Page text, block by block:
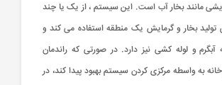
مانند بخار آب است. این سیستم ، از یک یا چند
تولید بخار و گرمایش یک منطقه استفاده می کند و
و لوله کشی نیز دارد. در صورتی که راندمان
به واسطه مرکزی کردن سیستم بهبود پیدا کند، در